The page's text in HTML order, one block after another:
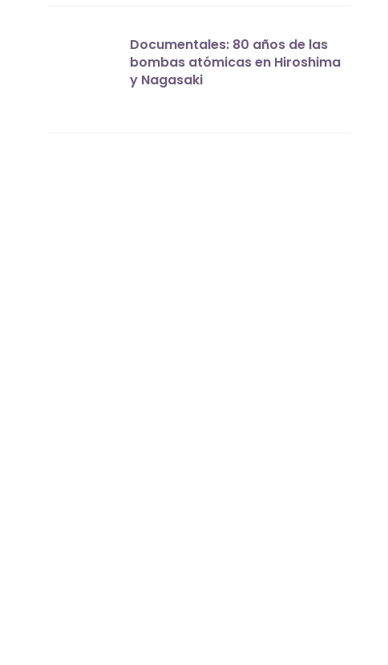
Documentales: 80 años de las
bombas atómicas en Hiroshima
y Nagasaki